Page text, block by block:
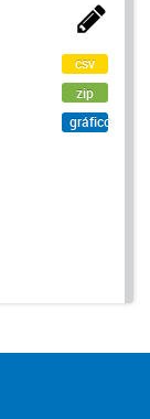
csv
zip
gráfico